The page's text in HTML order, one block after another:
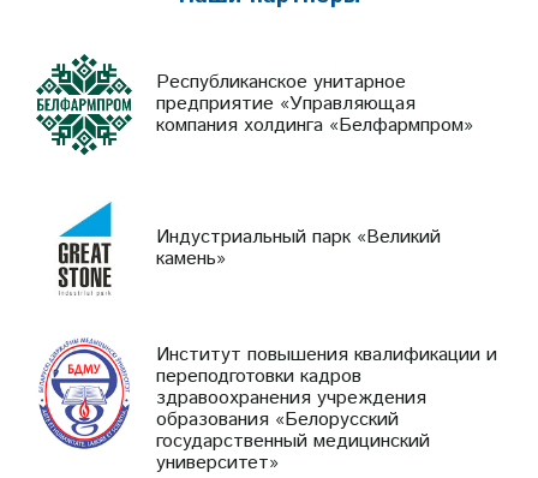
Республиканское унитарное
предприятие «Управляющая
компания холдинга «Белфармпром»
Индустриальный парк «Великий
камень»
Институт повышения квалификации и
переподготовки кадров
здравоохранения учреждения
образования «Белорусский
государственный медицинский
университет»